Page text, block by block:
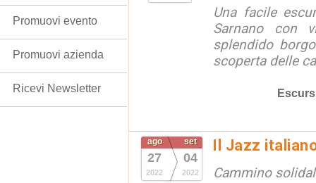
Una facile
Sarnano con
splendido
scoperta delle
ago
27
2022
set
04
2022
Il Jazz
Cammino
Promuovi evento
Promuovi azienda
Ricevi Newsletter